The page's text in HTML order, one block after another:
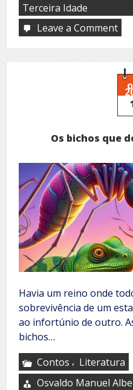
Terceira Idade
Leave a Commenton
Os bichos que
Havia um reino onde
sobrevivência de um
ao infortúnio de outro.
bichos…
Contos , Literatura
Osvaldo Manuel